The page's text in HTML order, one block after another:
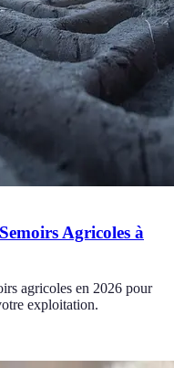
Agricoles à
agricoles en 2026 pour
exploitation.